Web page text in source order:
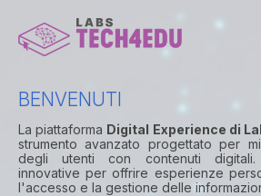
BENVENUTI
La piattaforma Digital Experience di
strumento avanzato progettato per
degli utenti con contenuti digitali.
innovative per offrire esperienze
l'accesso e la gestione delle